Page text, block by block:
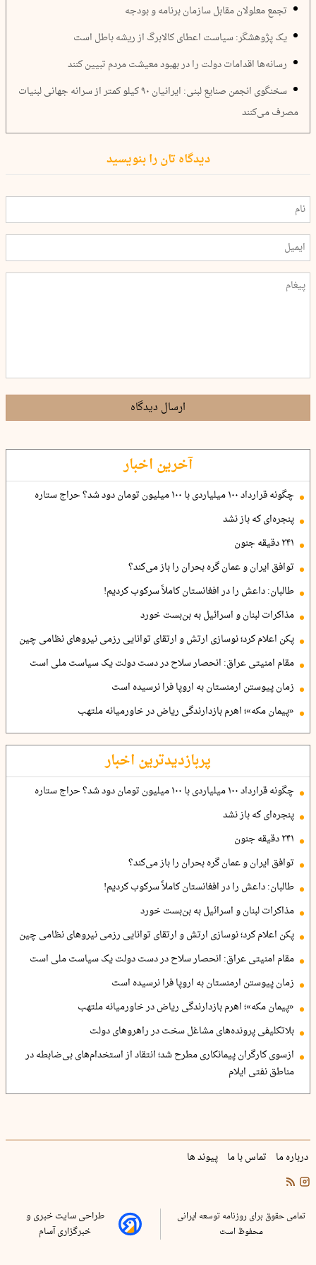
تجمع معلولان مقابل سازمان برنامه و بودجه
یک پژوهشگر: سیاست اعطای کالابرگ از ریشه باطل است
رسانه‌ها اقدامات دولت را در بهبود معیشت مردم تبیین کنند
سخنگوی انجمن صنایع لبنی: ایرانیان ۹۰ کیلو کمتر از سرانه جهانی لبنیات
مصرف می‌کنند
دیدگاه تان را بنویسید
ارسال دیدگاه
آخرین اخبار
چگونه قرارداد ۱۰۰ میلیاردی با ۱۰۰ میلیون تومان دود شد؟ حراج ستاره
پنجره‌ای که باز نشد
۲۴۱ دقیقه جنون
توافق ایران و عمان گره بحران را باز می‌کند؟
طالبان: داعش را در افغانستان کاملاً سرکوب کردیم!
مذاکرات لبنان و اسرائیل به بن‌بست خورد
پکن اعلام کرد؛ نوسازی ارتش و ارتقای توانایی رزمی نیروهای نظامی چین
مقام امنیتی عراق: انحصار سلاح در دست دولت یک سیاست ملی است
زمان پیوستن ارمنستان به اروپا فرا نرسیده است
«پیمان مکه»؛ اهرم بازدارندگی ریاض در خاورمیانه ملتهب
پربازدیدترین اخبار
چگونه قرارداد ۱۰۰ میلیاردی با ۱۰۰ میلیون تومان دود شد؟ حراج ستاره
پنجره‌ای که باز نشد
۲۴۱ دقیقه جنون
توافق ایران و عمان گره بحران را باز می‌کند؟
طالبان: داعش را در افغانستان کاملاً سرکوب کردیم!
مذاکرات لبنان و اسرائیل به بن‌بست خورد
پکن اعلام کرد؛ نوسازی ارتش و ارتقای توانایی رزمی نیروهای نظامی چین
مقام امنیتی عراق: انحصار سلاح در دست دولت یک سیاست ملی است
زمان پیوستن ارمنستان به اروپا فرا نرسیده است
«پیمان مکه»؛ اهرم بازدارندگی ریاض در خاورمیانه ملتهب
بلاتکلیفی پرونده‌های مشاغل سخت در راهروهای دولت
ازسوی کارگران پیمانکاری مطرح شد؛ انتقاد از استخدام‌های بی‌ضابطه در
مناطق نفتی ایلام
درباره ما تماس با ما پیوند ها
تمامی حقوق برای روزنامه توسعه ایرانی
محفوظ است
طراحی سایت خبری و
خبرگزاری آسام